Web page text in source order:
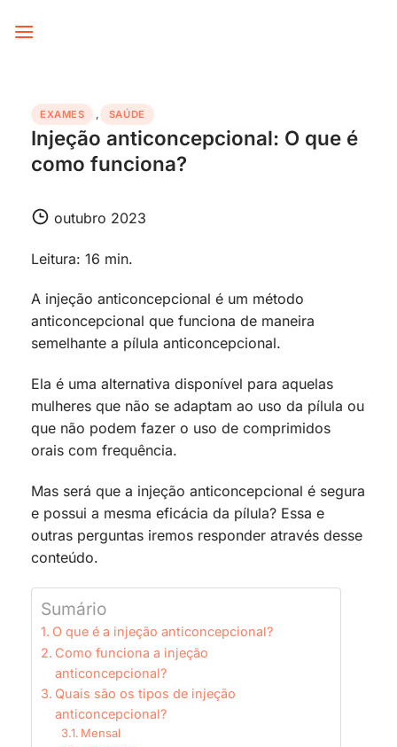
EXAMES , SAÚDE
Injeção anticoncepcional: O que é
como funciona?
outubro 2023
Leitura: 16 min.
A injeção anticoncepcional é um método
anticoncepcional que funciona de maneira
semelhante a pílula anticoncepcional.
Ela é uma alternativa disponível para aquelas
mulheres que não se adaptam ao uso da pílula ou
que não podem fazer o uso de comprimidos
orais com frequência.
Mas será que a injeção anticoncepcional é segura
e possui a mesma eficácia da pílula? Essa e
outras perguntas iremos responder através desse
conteúdo.
Sumário
O que é a injeção anticoncepcional?
Como funciona a injeção
anticoncepcional?
Quais são os tipos de injeção
anticoncepcional?
Mensal